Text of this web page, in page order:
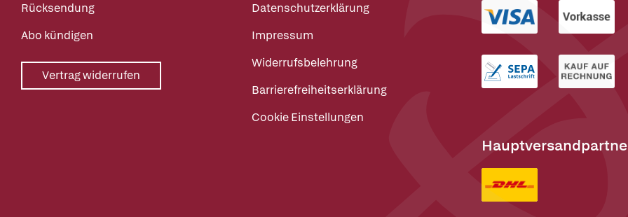
Rücksendung
Abo kündigen
Vertrag widerrufen
Datenschutzerklärung
Impressum
Widerrufsbelehrung
Barrierefreiheitserklärung
Cookie Einstellungen